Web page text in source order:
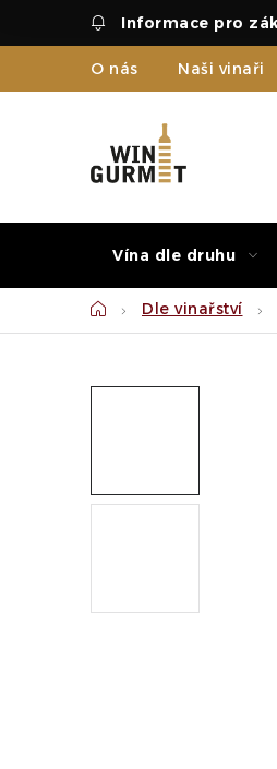
O nás Naši vinaři
Vína dle druhu
DomůDle vinařství